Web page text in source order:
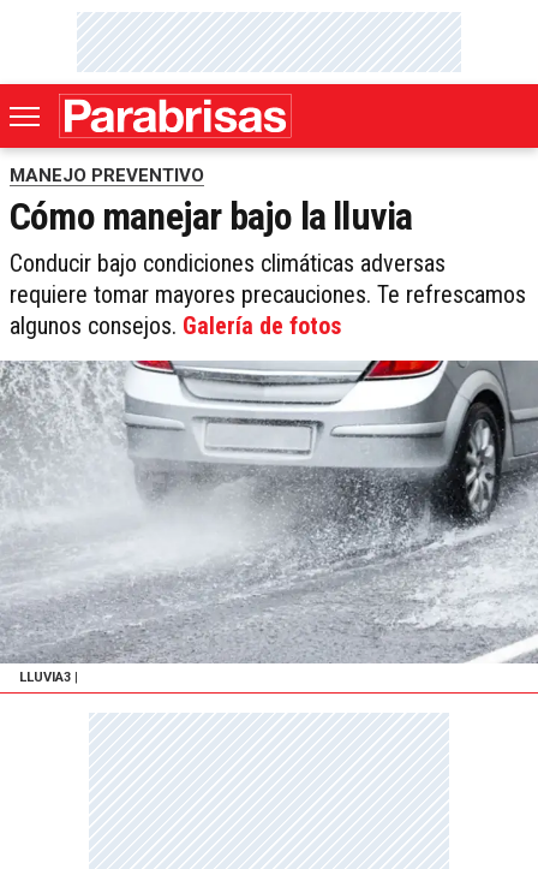
MANEJO PREVENTIVO
Cómo manejar bajo la lluvia
Conducir bajo condiciones climáticas adversas
requiere tomar mayores precauciones. Te refrescamos
algunos consejos. Galería de fotos
LLUVIA3